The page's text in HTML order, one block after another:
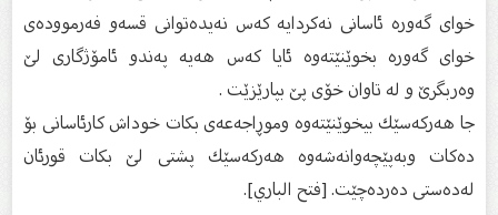
خواى گه‌وره‌ ئاسانى نه‌كردایه‌ كه‌س نه‌یده‌توانى قسه‌و فه‌رمووده‌ى
خواى گه‌وره‌ بخوێنێته‌وه‌ ئایا كه‌س هه‌یه‌ په‌ندو ئامۆژگاری لێ
وه‌ربگرێ و له‌ تاوان خۆى پێ بپارێزێت .
جا هەرکەسێك بیخوێنێتەوە وموڕاجەعەی بکات خوداش کارئاسانی بۆ
دەکات وبەپێچەوانەشەوە هەرکەسێك پشتی لێ بکات قورئان
لەدەستی دەردەچێت. [فتح الباري].